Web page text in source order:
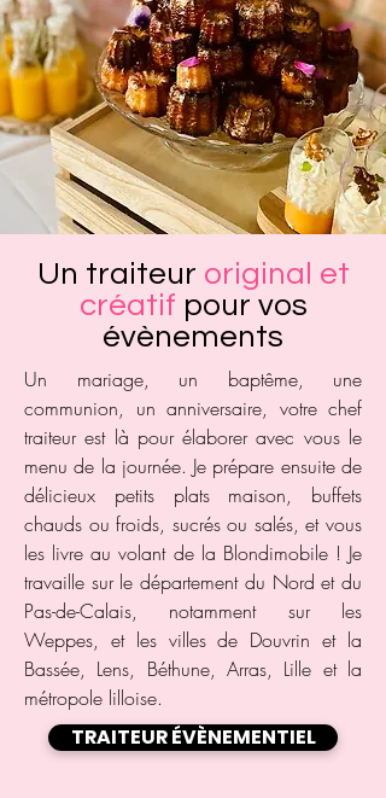
Un traiteur original et
créatif pour vos
évènements
Un mariage, un baptême, une
communion, un anniversaire, votre chef
traiteur est là pour élaborer avec vous le
menu de la journée. Je prépare ensuite de
délicieux petits plats maison, buffets
chauds ou froids, sucrés ou salés, et vous
les livre au volant de la Blondimobile ! Je
travaille sur le département du Nord et du
Pas-de-Calais, notamment sur les
Weppes, et les villes de Douvrin et la
Bassée, Lens, Béthune, Arras, Lille et la
métropole lilloise.
TRAITEUR ÉVÈNEMENTIEL